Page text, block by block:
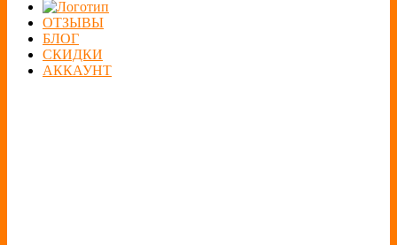
ОТЗЫВЫ
БЛОГ
СКИДКИ
АККАУНТ